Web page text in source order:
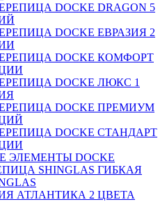
DOCKE DRAGON 5
DOCKE ЕВРАЗИЯ 2
DOCKE КОМФОРТ
DOCKE ЛЮКС 1
DOCKE ПРЕМИУМ
DOCKE СТАНДАРТ
ЭЛЕМЕНТЫ DOCKE
ГИБКАЯ
АТЛАНТИКА 2 ЦВЕТА